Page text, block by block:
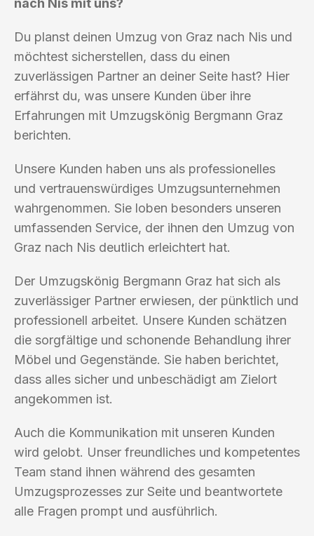
nach Nis mit uns?
Du planst deinen Umzug von Graz nach Nis und
möchtest sicherstellen, dass du einen
zuverlässigen Partner an deiner Seite hast? Hier
erfährst du, was unsere Kunden über ihre
Erfahrungen mit Umzugskönig Bergmann Graz
berichten.
Unsere Kunden haben uns als professionelles
und vertrauenswürdiges Umzugsunternehmen
wahrgenommen. Sie loben besonders unseren
umfassenden Service, der ihnen den Umzug von
Graz nach Nis deutlich erleichtert hat.
Der Umzugskönig Bergmann Graz hat sich als
zuverlässiger Partner erwiesen, der pünktlich und
professionell arbeitet. Unsere Kunden schätzen
die sorgfältige und schonende Behandlung ihrer
Möbel und Gegenstände. Sie haben berichtet,
dass alles sicher und unbeschädigt am Zielort
angekommen ist.
Auch die Kommunikation mit unseren Kunden
wird gelobt. Unser freundliches und kompetentes
Team stand ihnen während des gesamten
Umzugsprozesses zur Seite und beantwortete
alle Fragen prompt und ausführlich.